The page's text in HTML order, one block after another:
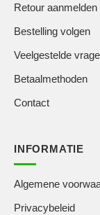
Retour aanmelden
Bestelling volgen
Veelgestelde
Betaalmethoden
Contact
INFORMATIE
Algemene
Privacybeleid